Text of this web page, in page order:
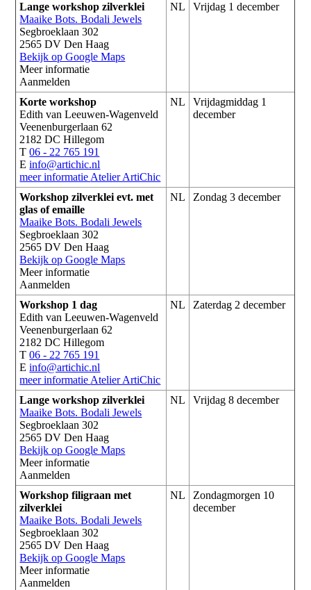
Lange workshop zilverklei
Maaike Bots. Bodali Jewels
Segbroeklaan 302
2565 DV Den Haag
Bekijk op Google Maps
Meer informatie
Aanmelden
NL Vrijdag 1 december
Korte workshop
Edith van Leeuwen-Wagenveld
Veenenburgerlaan 62
2182 DC Hillegom
T06 - 22 765 191
Einfo@artichic.nl
meer informatie Atelier ArtiChic
NL
Vrijdagmiddag 1
december
Workshop zilverklei evt. met
glas of emaille
Maaike Bots. Bodali Jewels
Segbroeklaan 302
2565 DV Den Haag
Bekijk op Google Maps
Meer informatie
Aanmelden
NL Zondag 3 december
Workshop 1 dag
Edith van Leeuwen-Wagenveld
Veenenburgerlaan 62
2182 DC Hillegom
T06 - 22 765 191
Einfo@artichic.nl
meer informatie Atelier ArtiChic
NL Zaterdag 2 december
Lange workshop zilverklei
Maaike Bots. Bodali Jewels
Segbroeklaan 302
2565 DV Den Haag
Bekijk op Google Maps
Meer informatie
Aanmelden
NL Vrijdag 8 december
Workshop filigraan met
zilverklei
Maaike Bots. Bodali Jewels
Segbroeklaan 302
2565 DV Den Haag
Bekijk op Google Maps
Meer informatie
Aanmelden
NL
Zondagmorgen 10
december